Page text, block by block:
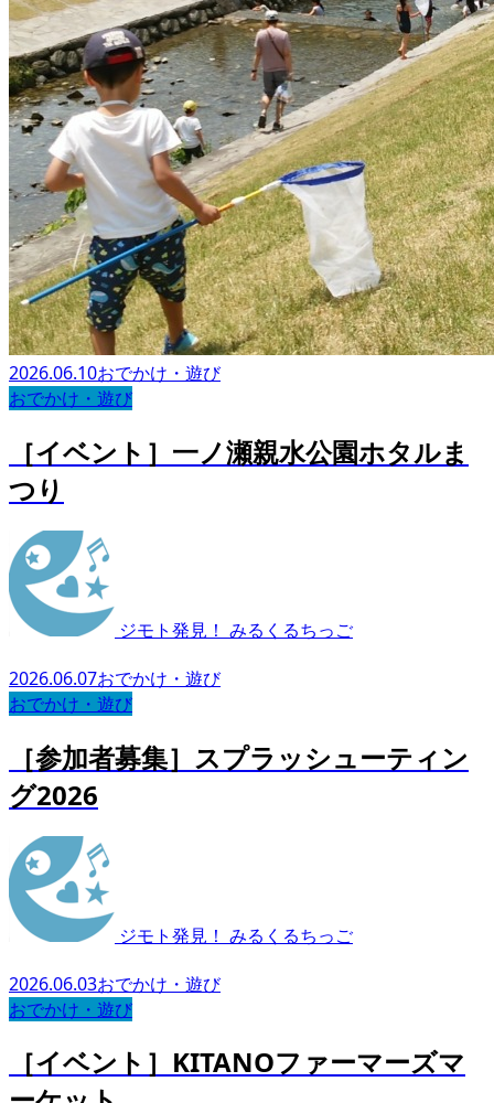
2026.06.10おでかけ・遊び
おでかけ・遊び
［イベント］一ノ瀬親水公園ホタルま
つり
ジモト発見！ みるくるちっご
2026.06.07おでかけ・遊び
おでかけ・遊び
［参加者募集］スプラッシューティン
グ2026
ジモト発見！ みるくるちっご
2026.06.03おでかけ・遊び
おでかけ・遊び
［イベント］KITANOファーマーズマ